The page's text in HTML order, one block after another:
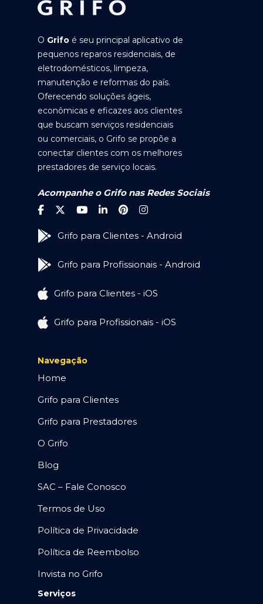
O Grifo é seu principal aplicativo de
pequenos reparos residenciais, de
eletrodomésticos, limpeza,
manutenção e reformas do país.
Oferecendo soluções ágeis,
econômicas e eficazes aos clientes
que buscam serviços residenciais
ou comerciais, o Grifo se propõe a
conectar clientes com os melhores
prestadores de serviço locais.
Acompanhe o Grifo nas Redes Sociais
Grifo para Clientes - Android
Grifo para Profissionais - Android
Grifo para Clientes - iOS
Grifo para Profissionais - iOS
Navegação
Home
Grifo para Clientes
Grifo para Prestadores
O Grifo
Blog
SAC – Fale Conosco
Termos de Uso
Política de Privacidade
Política de Reembolso
Invista no Grifo
Serviços